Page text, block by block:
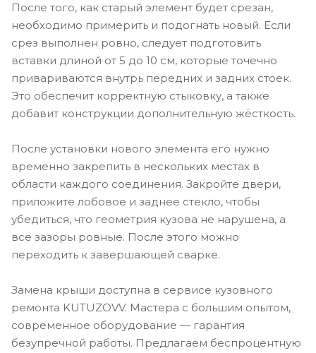
После того, как старый элемент будет срезан,
необходимо примерить и подогнать новый. Если
срез выполнен ровно, следует подготовить
вставки длиной от 5 до 10 см, которые точечно
привариваются внутрь передних и задних стоек.
Это обеспечит корректную стыковку, а также
добавит конструкции дополнительную жёсткость.
После установки нового элемента его нужно
временно закрепить в нескольких местах в
области каждого соединения. Закройте двери,
приложите лобовое и заднее стекло, чтобы
убедиться, что геометрия кузова не нарушена, а
все зазоры ровные. После этого можно
переходить к завершающей сварке.
Замена крыши доступна в сервисе кузовного
ремонта KUTUZOVV. Мастера с большим опытом,
современное оборудование — гарантия
безупречной работы. Предлагаем беспроцентную